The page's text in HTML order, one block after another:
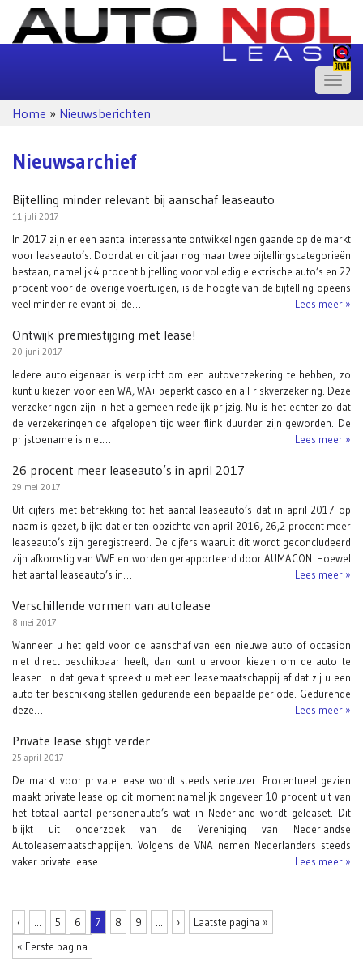
Toggle
Home » Nieuwsberichten
Nieuwsarchief
Bijtelling minder relevant bij aanschaf leaseauto
11 juli 2017
In 2017 zijn er een aantal interessante ontwikkelingen gaande op de markt
voor leaseauto’s. Doordat er dit jaar nog maar twee bijtellingscategorieën
bestaan, namelijk 4 procent bijtelling voor volledig elektrische auto’s en 22
procent voor de overige voertuigen, is de hoogte van de bijtelling opeens
veel minder relevant bij de…
Lees meer »
Ontwijk premiestijging met lease!
20 juni 2017
Iedere auto eigenaar is verplicht om een autoverzekering te hebben, zo
kunt u kiezen voor een WA, WA+ beperkt casco en all-riskverzekering. Deze
verzekeringen zijn in het algemeen redelijk prijzig. Nu is het echter zo dat
de verzekeringen de afgelopen tijd weer flink duurder zijn geworden. De
prijstoename is niet…
Lees meer »
26 procent meer leaseauto’s in april 2017
29 mei 2017
Uit cijfers met betrekking tot het aantal leaseauto’s dat in april 2017 op
naam is gezet, blijkt dat er ten opzichte van april 2016, 26,2 procent meer
leaseauto’s zijn geregistreerd. De cijfers waaruit dit wordt geconcludeerd
zijn afkomstig van VWE en worden gerapporteerd door AUMACON. Hoewel
het aantal leaseauto’s in…
Lees meer »
Verschillende vormen van autolease
8 mei 2017
Wanneer u het geld voor de aanschaf van een nieuwe auto of occasion
niet direct beschikbaar heeft, dan kunt u ervoor kiezen om de auto te
leasen. In dat gevalt spreekt u met een leasemaatschappij af dat zij u een
auto ter beschikking stellen gedurende een bepaalde periode. Gedurende
deze…
Lees meer »
Private lease stijgt verder
25 april 2017
De markt voor private lease wordt steeds serieuzer. Procentueel gezien
maakt private lease op dit moment namelijk ongeveer 10 procent uit van
het totaal aantal personenauto’s wat in Nederland wordt geleaset. Dit
blijkt uit onderzoek van de Vereniging van Nederlandse
Autoleasemaatschappijen. Volgens de VNA nemen Nederlanders steeds
vaker private lease…
Lees meer »
‹ 5 6 7 8 9 ›
Laatste pagina »
« Eerste pagina